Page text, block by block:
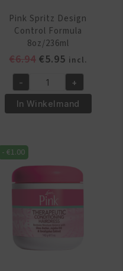
Pink Spritz Design
Control Formula
8oz/236ml
€6.94 Oorspronkelijke
was:
€6.94.
€5.95Huidige
prijs
is:
€5.95.
incl.
Pink
Spritz
Design
Formula
8oz/236ml
aantal
- +
In Winkelmand
-€1.00